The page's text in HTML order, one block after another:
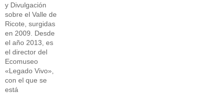
y Divulgación
sobre el Valle de
Ricote, surgidas
en 2009. Desde
el año 2013, es
el director del
Ecomuseo
«Legado Vivo»,
con el que se
está